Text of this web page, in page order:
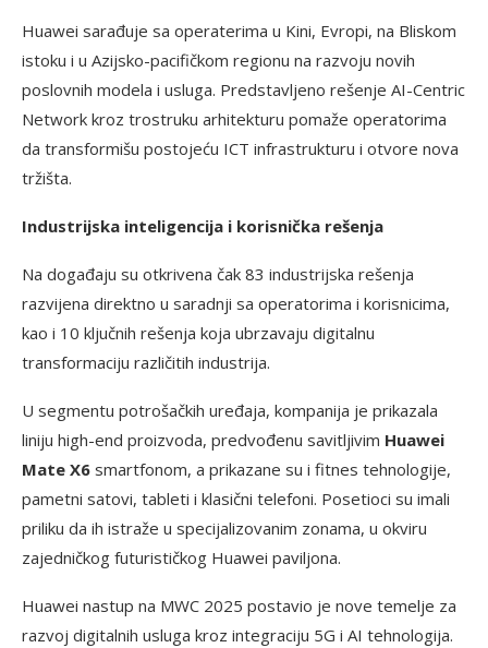
Huawei sarađuje sa operaterima u Kini, Evropi, na Bliskom
istoku i u Azijsko-pacifičkom regionu na razvoju novih
poslovnih modela i usluga. Predstavljeno rešenje AI-Centric
Network kroz trostruku arhitekturu pomaže operatorima
da transformišu postojeću ICT infrastrukturu i otvore nova
tržišta.
Industrijska inteligencija i korisnička rešenja
Na događaju su otkrivena čak 83 industrijska rešenja
razvijena direktno u saradnji sa operatorima i korisnicima,
kao i 10 ključnih rešenja koja ubrzavaju digitalnu
transformaciju različitih industrija.
U segmentu potrošačkih uređaja, kompanija je prikazala
liniju high-end proizvoda, predvođenu savitljivim Huawei
Mate X6 smartfonom, a prikazane su i fitnes tehnologije,
pametni satovi, tableti i klasični telefoni. Posetioci su imali
priliku da ih istraže u specijalizovanim zonama, u okviru
zajedničkog futurističkog Huawei paviljona.
Huawei nastup na MWC 2025 postavio je nove temelje za
razvoj digitalnih usluga kroz integraciju 5G i AI tehnologija.